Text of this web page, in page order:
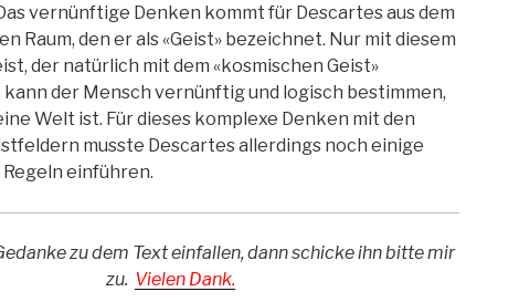
vernünftige Denken kommt für Descartes aus dem
Raum, den er als «Geist» bezeichnet. Nur mit diesem
der natürlich mit dem «kosmischen Geist»
der Mensch vernünftig und logisch bestimmen,
Welt ist. Für dieses komplexe Denken mit den
musste Descartes allerdings noch einige
einführen.
zu dem Text einfallen, dann schicke ihn bitte mir
zu. Vielen Dank.